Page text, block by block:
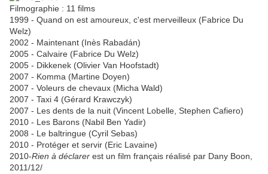
Filmographie : 11 films
1999 - Quand on est amoureux, c'est merveilleux (Fabrice Du
Welz)
2002 - Maintenant (Inès Rabadán)
2005 - Calvaire (Fabrice Du Welz)
2005 - Dikkenek (Olivier Van Hoofstadt)
2007 - Komma (Martine Doyen)
2007 - Voleurs de chevaux (Micha Wald)
2007 - Taxi 4 (Gérard Krawczyk)
2007 - Les dents de la nuit (Vincent Lobelle, Stephen Cafiero)
2010 - Les Barons (Nabil Ben Yadir)
2008 - Le baltringue (Cyril Sebas)
2010 - Protéger et servir (Eric Lavaine)
2010-Rien à déclarer est un film français réalisé par Dany Boon,
2011/12/